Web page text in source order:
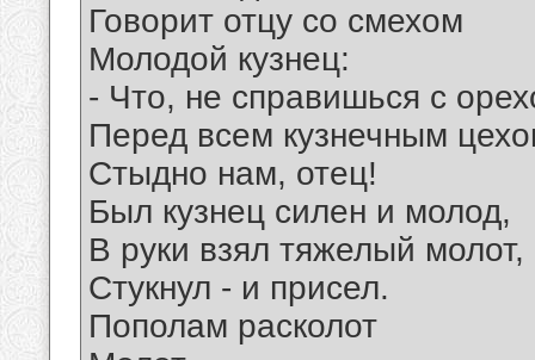
Говорит отцу со смехом
Молодой кузнец:
- Что, не справишься с
Перед всем кузнечным
Стыдно нам, отец!
Был кузнец силен и молод,
В руки взял тяжелый молот,
Стукнул - и присел.
Пополам расколот